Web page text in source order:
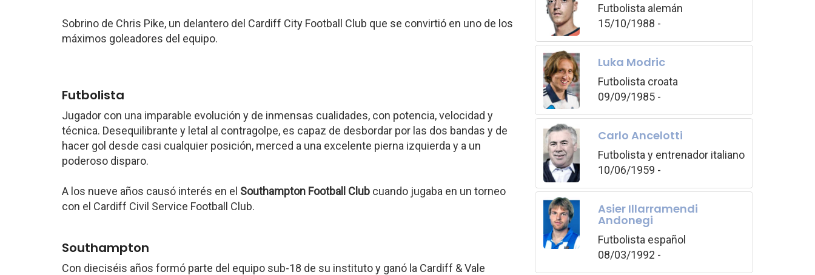
Sobrino de Chris Pike, un delantero del Cardiff City Football Club que se convirtió en uno de los
máximos goleadores del equipo.
Futbolista
Jugador con una imparable evolución y de inmensas cualidades, con potencia, velocidad y
técnica. Desequilibrante y letal al contragolpe, es capaz de desbordar por las dos bandas y de
hacer gol desde casi cualquier posición, merced a una excelente pierna izquierda y a un
poderoso disparo.
A los nueve años causó interés en el Southampton Football Club cuando jugaba en un torneo
con el Cardiff Civil Service Football Club.
Southampton
Con dieciséis años formó parte del equipo sub-18 de su instituto y ganó la Cardiff & Vale
Futbolista alemán
15/10/1988 -
Luka Modric
Futbolista croata
09/09/1985 -
Carlo Ancelotti
Futbolista y entrenador italiano
10/06/1959 -
Asier Illarramendi
Andonegi
Futbolista español
08/03/1992 -